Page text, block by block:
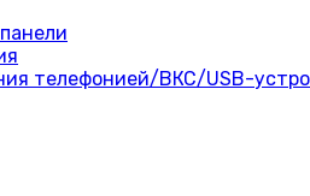
телефонией/ВКС/USB-